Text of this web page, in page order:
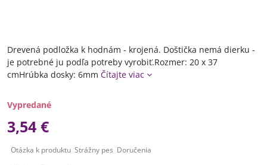
Drevená podložka k hodnám - krojená. Doštička nemá dierku -
je potrebné ju podľa potreby vyrobiť.Rozmer: 20 x 37
cmHrúbka dosky: 6mm Čítajte viac
Vypredané
3,54 €
Otázka k produktu Strážny pes Doručenia